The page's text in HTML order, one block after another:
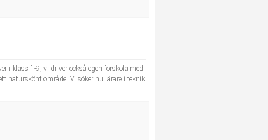
i klass f -9, vi driver också egen förskola med
naturskönt område. Vi söker nu lärare i teknik